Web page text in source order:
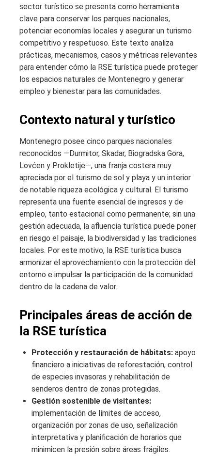
sector turístico se presenta como herramienta
clave para conservar los parques nacionales,
potenciar economías locales y asegurar un turismo
competitivo y respetuoso. Este texto analiza
prácticas, mecanismos, casos y métricas relevantes
para entender cómo la RSE turística puede proteger
los espacios naturales de Montenegro y generar
empleo y bienestar para las comunidades.
Contexto natural y turístico
Montenegro posee cinco parques nacionales
reconocidos —Durmitor, Skadar, Biogradska Gora,
Lovćen y Prokletije—, una franja costera muy
apreciada por el turismo de sol y playa y un interior
de notable riqueza ecológica y cultural. El turismo
representa una fuente esencial de ingresos y de
empleo, tanto estacional como permanente; sin una
gestión adecuada, la afluencia turística puede poner
en riesgo el paisaje, la biodiversidad y las tradiciones
locales. Por este motivo, la RSE turística busca
armonizar el aprovechamiento con la protección del
entorno e impulsar la participación de la comunidad
dentro de la cadena de valor.
Principales áreas de acción de
la RSE turística
Protección y restauración de hábitats: apoyo
financiero a iniciativas de reforestación, control
de especies invasoras y rehabilitación de
senderos dentro de zonas protegidas.
Gestión sostenible de visitantes:
implementación de límites de acceso,
organización por zonas de uso, señalización
interpretativa y planificación de horarios que
minimicen la presión sobre áreas frágiles.